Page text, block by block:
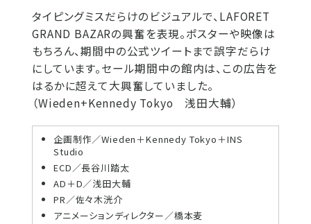
タイピングミスだらけのビジュアルで、LAFORET
GRAND BAZARの興奮を表現。ポスターや映像は
もちろん、期間中の公式ツイートまで誤字だらけ
にしています。セール期間中の館内は、この広告を
はるかに超えて大興奮していました。
（Wieden+Kennedy Tokyo 浅田大輔）
企画制作／Wieden＋Kennedy Tokyo＋INS
Studio
ECD／長谷川踏太
AD＋D／浅田大輔
PR／佐々木洸介
アニメーションディレクター／橋本麦